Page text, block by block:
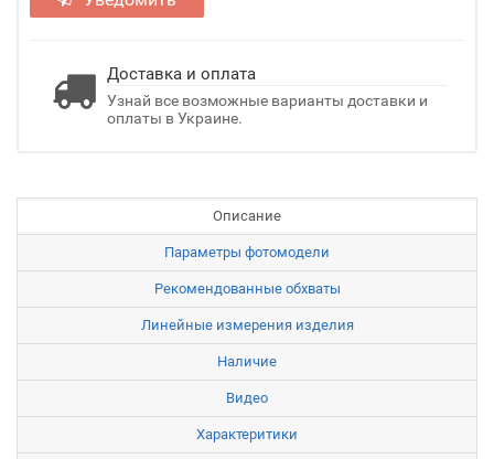
Доставка и оплата
Узнай все возможные варианты доставки и
оплаты в Украине.
Описание
Параметры фотомодели
Рекомендованные обхваты
Линейные измерения изделия
Наличие
Видео
Характеритики